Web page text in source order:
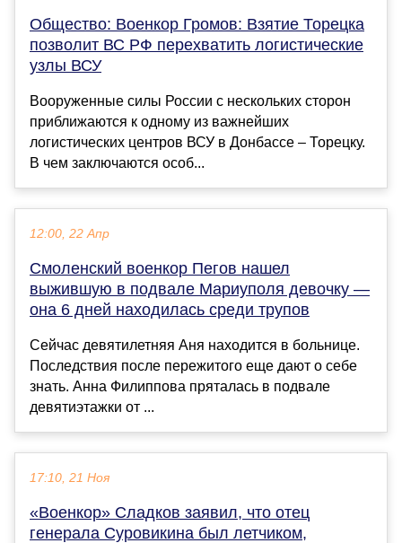
Общество: Военкор Громов: Взятие Торецка
позволит ВС РФ перехватить логистические
узлы ВСУ
Вооруженные силы России с нескольких сторон
приближаются к одному из важнейших
логистических центров ВСУ в Донбассе – Торецку.
В чем заключаются особ...
12:00, 22 Апр
Смоленский военкор Пегов нашел
выжившую в подвале Мариуполя девочку —
она 6 дней находилась среди трупов
Сейчас девятилетняя Аня находится в больнице.
Последствия после пережитого еще дают о себе
знать. Анна Филиппова пряталась в подвале
девятиэтажки от ...
17:10, 21 Ноя
«Военкор» Сладков заявил, что отец
генерала Суровикина был летчиком,